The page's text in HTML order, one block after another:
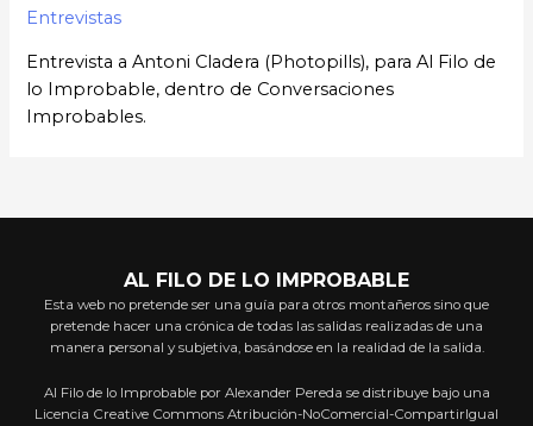
Entrevistas
Entrevista a Antoni Cladera (Photopills), para Al Filo de
lo Improbable, dentro de Conversaciones
Improbables.
AL FILO DE LO IMPROBABLE
Esta web no pretende ser una guía para otros montañeros sino que
pretende hacer una crónica de todas las salidas realizadas de una
manera personal y subjetiva, basándose en la realidad de la salida.
Al Filo de lo Improbable por Alexander Pereda se distribuye bajo una
Licencia Creative Commons Atribución-NoComercial-CompartirIgual